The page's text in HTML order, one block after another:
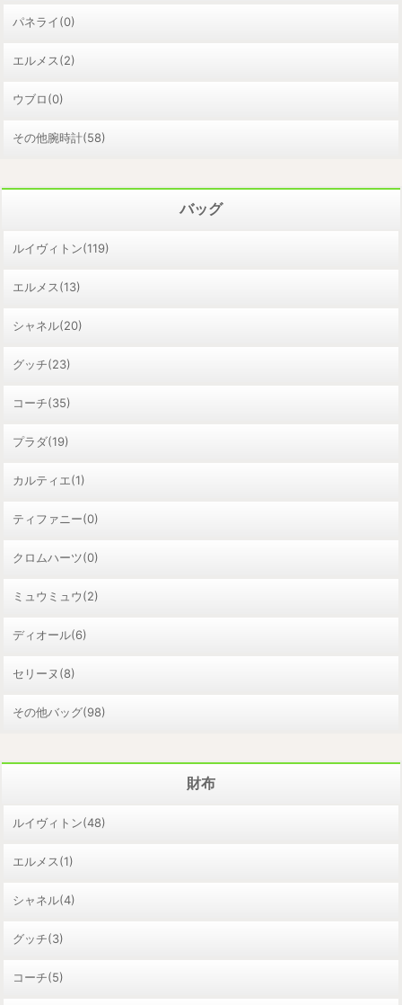
パネライ(0)
エルメス(2)
ウブロ(0)
その他腕時計(58)
バッグ
ルイヴィトン(119)
エルメス(13)
シャネル(20)
グッチ(23)
コーチ(35)
プラダ(19)
カルティエ(1)
ティファニー(0)
クロムハーツ(0)
ミュウミュウ(2)
ディオール(6)
セリーヌ(8)
その他バッグ(98)
財布
ルイヴィトン(48)
エルメス(1)
シャネル(4)
グッチ(3)
コーチ(5)